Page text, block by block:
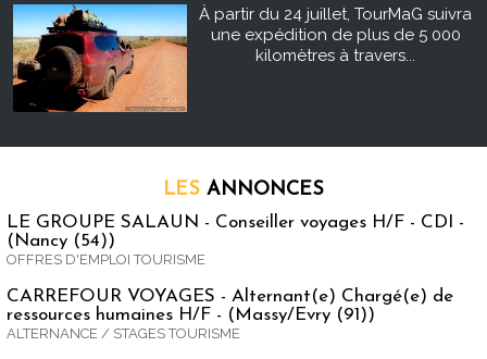
À partir du 24 juillet, TourMaG suivra
une expédition de plus de 5 000
kilomètres à travers...
LES ANNONCES
LE GROUPE SALAUN - Conseiller voyages H/F - CDI -
(Nancy (54))
OFFRES D'EMPLOI TOURISME
CARREFOUR VOYAGES - Alternant(e) Chargé(e) de
ressources humaines H/F - (Massy/Evry (91))
ALTERNANCE / STAGES TOURISME